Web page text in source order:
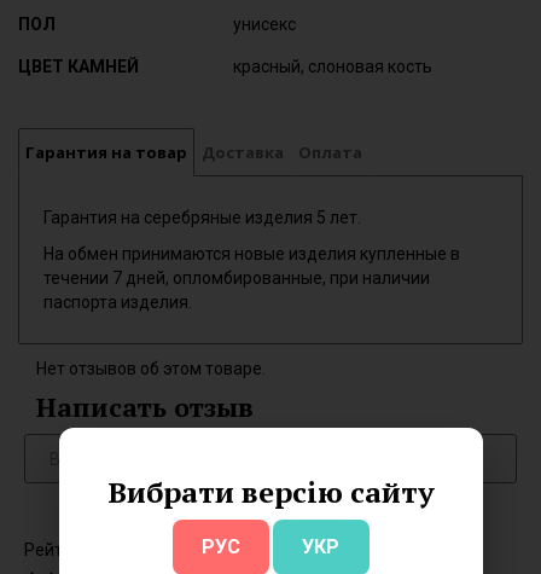
Вибрати версію сайту
РУС УКР
ПОЛ унисекс
ЦВЕТ КАМНЕЙ красный, слоновая кость
Гарантия на товар Доставка Оплата
Гарантия на серебряные изделия 5 лет.
На обмен принимаются новые изделия купленные в
течении 7 дней, опломбированные, при наличии
паспорта изделия.
Нет отзывов об этом товаре.
Написать отзыв
Рейтинг